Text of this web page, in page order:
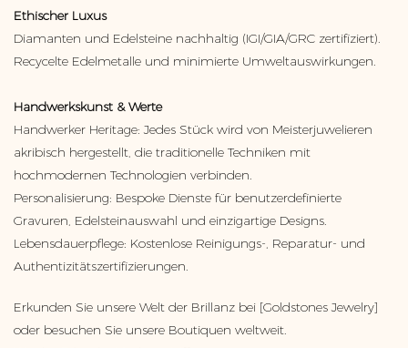
Ethischer Luxus
Diamanten und Edelsteine ​​nachhaltig (IGI/GIA/GRC zertifiziert).
Recycelte Edelmetalle und minimierte Umweltauswirkungen.
Handwerkskunst & Werte
Handwerker Heritage: Jedes Stück wird von Meisterjuwelieren
akribisch hergestellt, die traditionelle Techniken mit
hochmodernen Technologien verbinden.
Personalisierung: Bespoke Dienste für benutzerdefinierte
Gravuren, Edelsteinauswahl und einzigartige Designs.
Lebensdauerpflege: Kostenlose Reinigungs-, Reparatur- und
Authentizitätszertifizierungen.
Erkunden Sie unsere Welt der Brillanz bei [Goldstones Jewelry]
oder besuchen Sie unsere Boutiquen weltweit.